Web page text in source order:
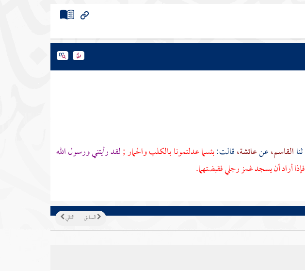
ثناالقاسم،عنعائشة،قالت:بئسما عدلتمونا بالكلب والحمار ;لقد رأيتني ورسول الله
فإذا أراد أن يسجد غمز رجلي فقبضتهما.
التالي السابق